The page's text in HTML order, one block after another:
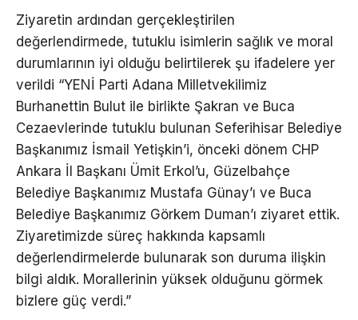
Ziyaretin ardından gerçekleştirilen
değerlendirmede, tutuklu isimlerin sağlık ve moral
durumlarının iyi olduğu belirtilerek şu ifadelere yer
verildi “YENİ Parti Adana Milletvekilimiz
Burhanettin Bulut ile birlikte Şakran ve Buca
Cezaevlerinde tutuklu bulunan Seferihisar Belediye
Başkanımız İsmail Yetişkin’i, önceki dönem CHP
Ankara İl Başkanı Ümit Erkol’u, Güzelbahçe
Belediye Başkanımız Mustafa Günay’ı ve Buca
Belediye Başkanımız Görkem Duman’ı ziyaret ettik.
Ziyaretimizde süreç hakkında kapsamlı
değerlendirmelerde bulunarak son duruma ilişkin
bilgi aldık. Morallerinin yüksek olduğunu görmek
bizlere güç verdi.”